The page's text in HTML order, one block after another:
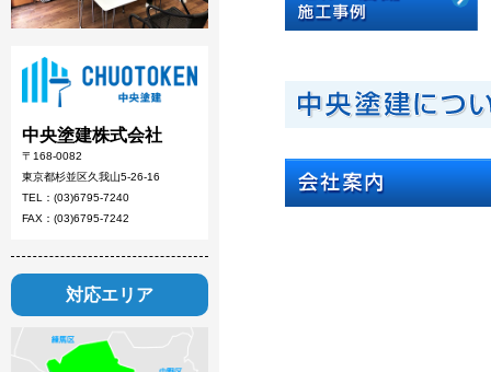
中央塗建株式会社
〒168-0082
東京都杉並区久我山5-26-16
TEL：(03)6795-7240
FAX：(03)6795-7242
対応エリア